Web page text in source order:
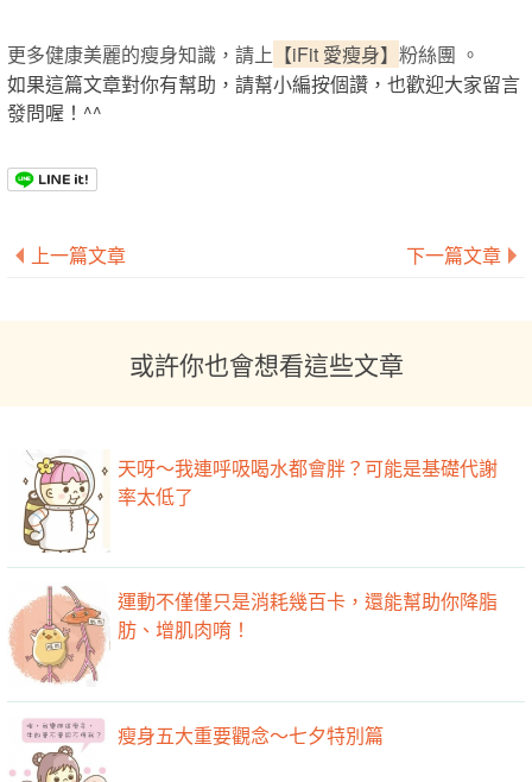
更多健康美麗的瘦身知識，請上 【iFit 愛瘦身】 粉絲團 。
如果這篇文章對你有幫助，請幫小編按個讚，也歡迎大家留言
發問喔！^^
上一篇文章 下一篇文章
或許你也會想看這些文章
天呀～我連呼吸喝水都會胖？可能是基礎代謝
率太低了
運動不僅僅只是消耗幾百卡，還能幫助你降脂
肪、增肌肉唷！
瘦身五大重要觀念～七夕特別篇